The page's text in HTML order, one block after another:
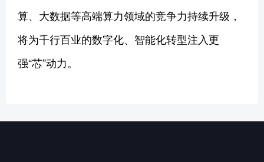
算、大数据等高端算力领域的竞争力持续升级，
将为千行百业的数字化、智能化转型注入更
强“芯”动力。